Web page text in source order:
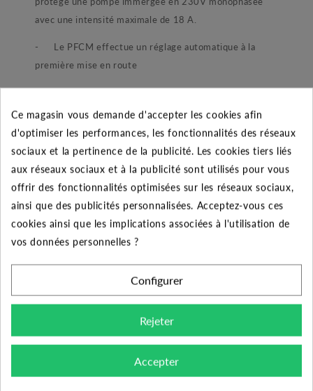
avec une intensité maximale de 18 A.
- Le PFCM effectue un réglage automatique à la
première mise en route
- Le calculateur électronique mémorise les
différentes périodes de pompage et d’arrêt dus au
manque d’eau.
- Il inclut une fonction anti-bélier qui évite les
redémarrages intempestifs dans les 10 secondes après
son arrêt.
- Il dispose également d’un contact sec pour
connecter un voyant en cas de disjonction.
Domaine d’utilisation :
- Ce produit s’applique à toutes les pompes
- Le coffret manque d’eau fonctionne dans un
forage, dans un puits ou dans une citerne.
Ce magasin vous demande d'accepter les cookies afin
d'optimiser les performances, les fonctionnalités des réseaux
sociaux et la pertinence de la publicité. Les cookies tiers liés
aux réseaux sociaux et à la publicité sont utilisés pour vous
offrir des fonctionnalités optimisées sur les réseaux sociaux,
ainsi que des publicités personnalisées. Acceptez-vous ces
cookies ainsi que les implications associées à l'utilisation de
vos données personnelles ?
Configurer
Rejeter
Accepter